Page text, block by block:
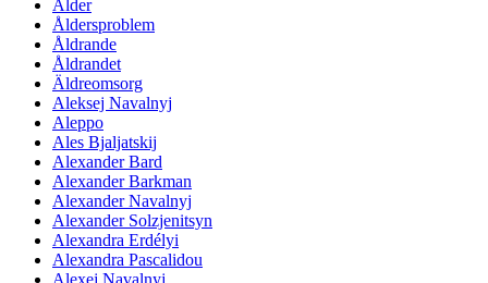
Ålder
Åldersproblem
Åldrande
Åldrandet
Äldreomsorg
Aleksej Navalnyj
Aleppo
Ales Bjaljatskij
Alexander Bard
Alexander Barkman
Alexander Navalnyj
Alexander Solzjenitsyn
Alexandra Erdélyi
Alexandra Pascalidou
Alexej Navalnyj